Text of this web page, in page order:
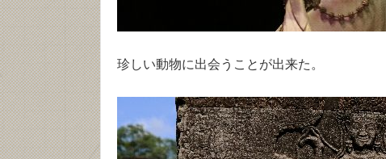
珍しい動物に出会うことが出来た。